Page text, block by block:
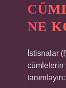
NE
İstisnalar
cümlelerin